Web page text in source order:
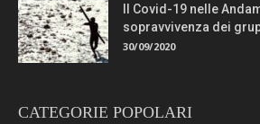
Il Covid-19 nelle
sopravvivenza dei
30/09/2020
CATEGORIE POPOLARI